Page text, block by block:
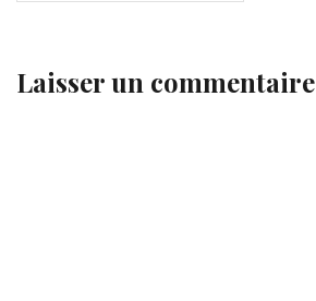
Laisser un commentaire